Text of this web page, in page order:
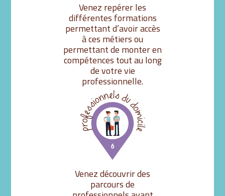
Venez repérer les
différentes formations
permettant d’avoir accès
à ces métiers ou
permettant de monter en
compétences tout au long
de votre vie
professionnelle.
Venez découvrir des
parcours de